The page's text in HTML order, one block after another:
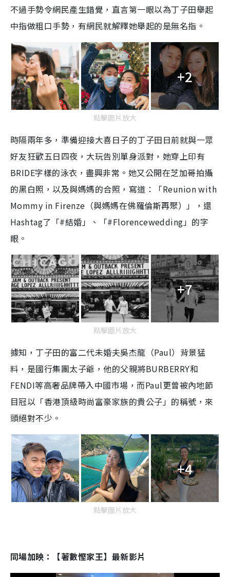
不過手勢令網民產生錯覺，直言第一眼以為丁子田舉起
中指做粗口手勢，有網民就解釋她舉起的是無名指。
+2
點擊圖片放大
時隔兩年多，準備迎接大喜日子的丁子田日前就與一眾
好友狂歡五日四夜，大玩告別單身派對，她穿上印有
BRIDE字樣的泳衣，盡興非常。她又公開在芝加哥拍攝
的黑白照，以及與媽媽的合照，寫道：「Reunion with
Mommy in Firenze（與媽媽在佛羅倫斯再聚）」，還
Hashtag了「#結婚」、「#Florencewedding」的字
眼。
+7
點擊圖片放大
據知，丁子田的富二代未婚夫吳杰龍（Paul）背景猛
料，是國行集團太子爺，他的父親將BURBERRY和
FENDI等高奢品牌帶入中國市場，而Paul更曾被內地節
目冠以「香港頂級時尚富豪家族的貴公子」的稱號，來
頭絕對不少。
+4
點擊圖片放大
同場加映：【著數慳家王】最新影片